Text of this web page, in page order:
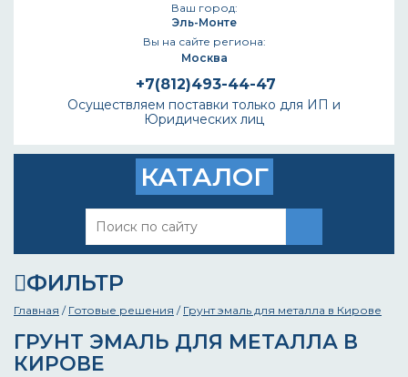
Ваш город:
Эль-Монте
Вы на сайте региона:
Москва
+7(812)493-44-47
Осуществляем поставки только для ИП и
Юридических лиц
КАТАЛОГ
ФИЛЬТР
Главная / Готовые решения / Грунт эмаль для металла в Кирове
ГРУНТ ЭМАЛЬ ДЛЯ МЕТАЛЛА В
КИРОВЕ